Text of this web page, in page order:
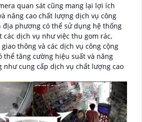
quan sát cũng mang lại lợi ích
nâng cao chất lượng dịch vụ công
địa phương có thể sử dụng hệ thống
các dịch vụ như việc thu gom rác,
thông và các dịch vụ công cộng
thể tăng cường hiệu suất và năng
như cung cấp dịch vụ chất lượng cao